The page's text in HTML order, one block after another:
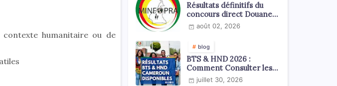
humanitaire ou de
Résultats définitifs du
concours direct Douanes
2026août 02, 2026
blog
BTS & HND 2026 :
Comment Consulter les
Résultats ?
juillet 30, 2026